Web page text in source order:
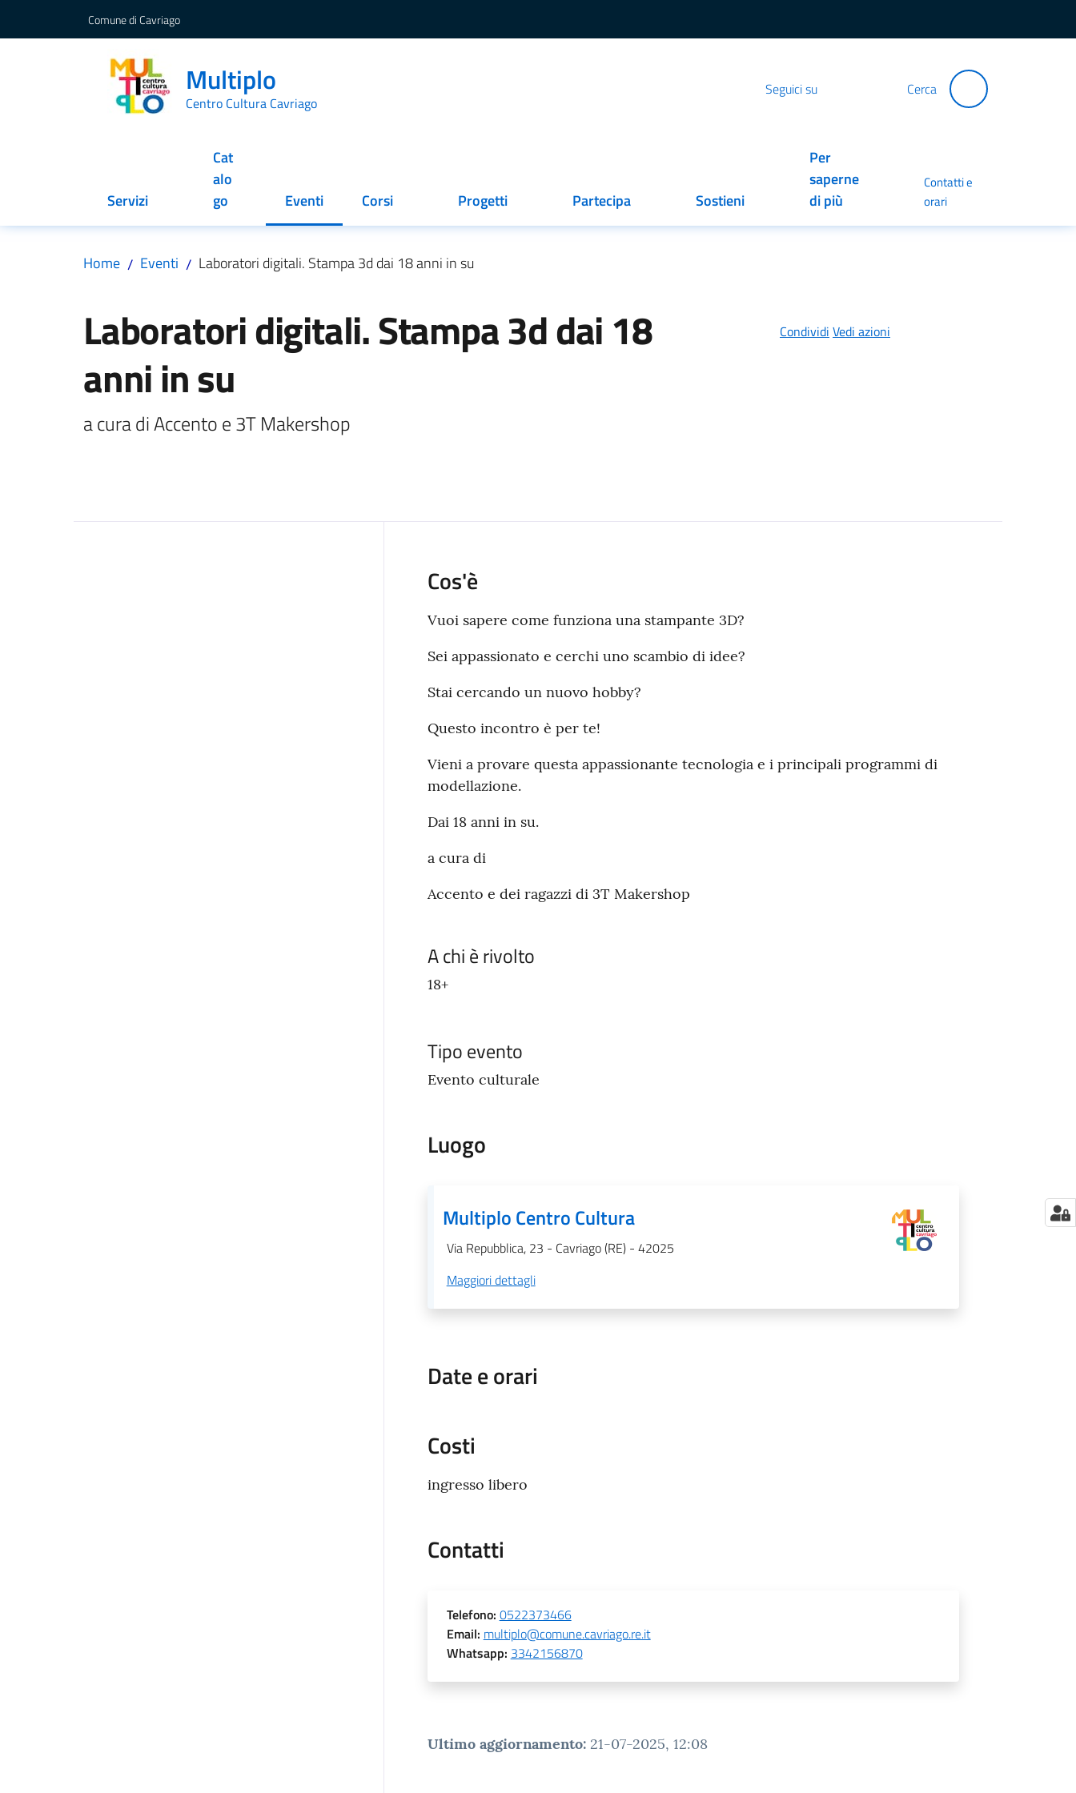
Comune di Cavriago
Multiplo
Centro Cultura Cavriago
Seguici su Cerca
Servizi
Cat
alo
go
Eventi
Menu selezionato
Corsi Progetti Partecipa Sostieni
Per
saperne
di più
Contatti e
orari
Home / Eventi / Laboratori digitali. Stampa 3d dai 18 anni in su
Laboratori digitali. Stampa 3d dai 18
anni in su
Condividi Vedi azioni
Cos'è
Vuoi sapere come funziona una stampante 3D?
Sei appassionato e cerchi uno scambio di idee?
Stai cercando un nuovo hobby?
Questo incontro è per te!
Vieni a provare questa appassionante tecnologia e i principali programmi di
modellazione.
Dai 18 anni in su.
a cura di
Accento e dei ragazzi di 3T Makershop
A chi è rivolto
18+
Tipo evento
Evento culturale
Luogo
Multiplo Centro Cultura
Via Repubblica, 23 - Cavriago (RE) - 42025
Maggiori dettagli
Date e orari
Costi
ingresso libero
Contatti
Telefono: 0522373466
Email: multiplo@comune.cavriago.re.it
Whatsapp: 3342156870
Ultimo aggiornamento: 21-07-2025, 12:08